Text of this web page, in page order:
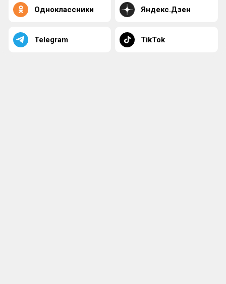
Одноклассники Яндекс.Дзен
Telegram TikTok